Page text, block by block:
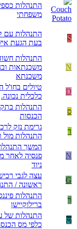
התנהלות
משפחתי
S
התנהלות עם
בעת הגעת
N
התנהלות
משכנתאות
משכנתא
D
טיולים בחו'ל
כלכלית נכונה.
ס
התנהלות
הכנסות
ד
גרימת נזק
התנהלות מול
N
המשך
פנסיה לאחר
ניוד
G
עצה לגבי
ראשונה /
ר
התנהלות
ברילוקיישן
ש
התנהלות של
כלפי מס